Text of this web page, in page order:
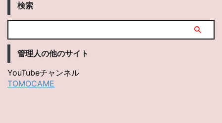
検索
管理人の他のサイト
YouTubeチャンネル
TOMOCAME